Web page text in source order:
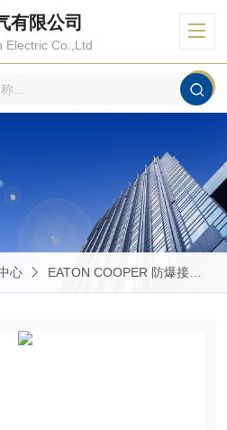
有限公司
Electric Co.,Ltd
心 EATON COOPER 防爆接线箱